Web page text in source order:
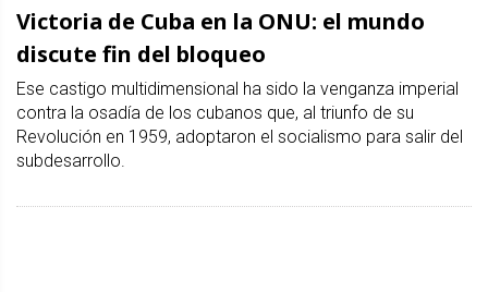
Victoria de Cuba en la ONU: el mundo
discute fin del bloqueo
Ese castigo multidimensional ha sido la venganza imperial
contra la osadía de los cubanos que, al triunfo de su
Revolución en 1959, adoptaron el socialismo para salir del
subdesarrollo.